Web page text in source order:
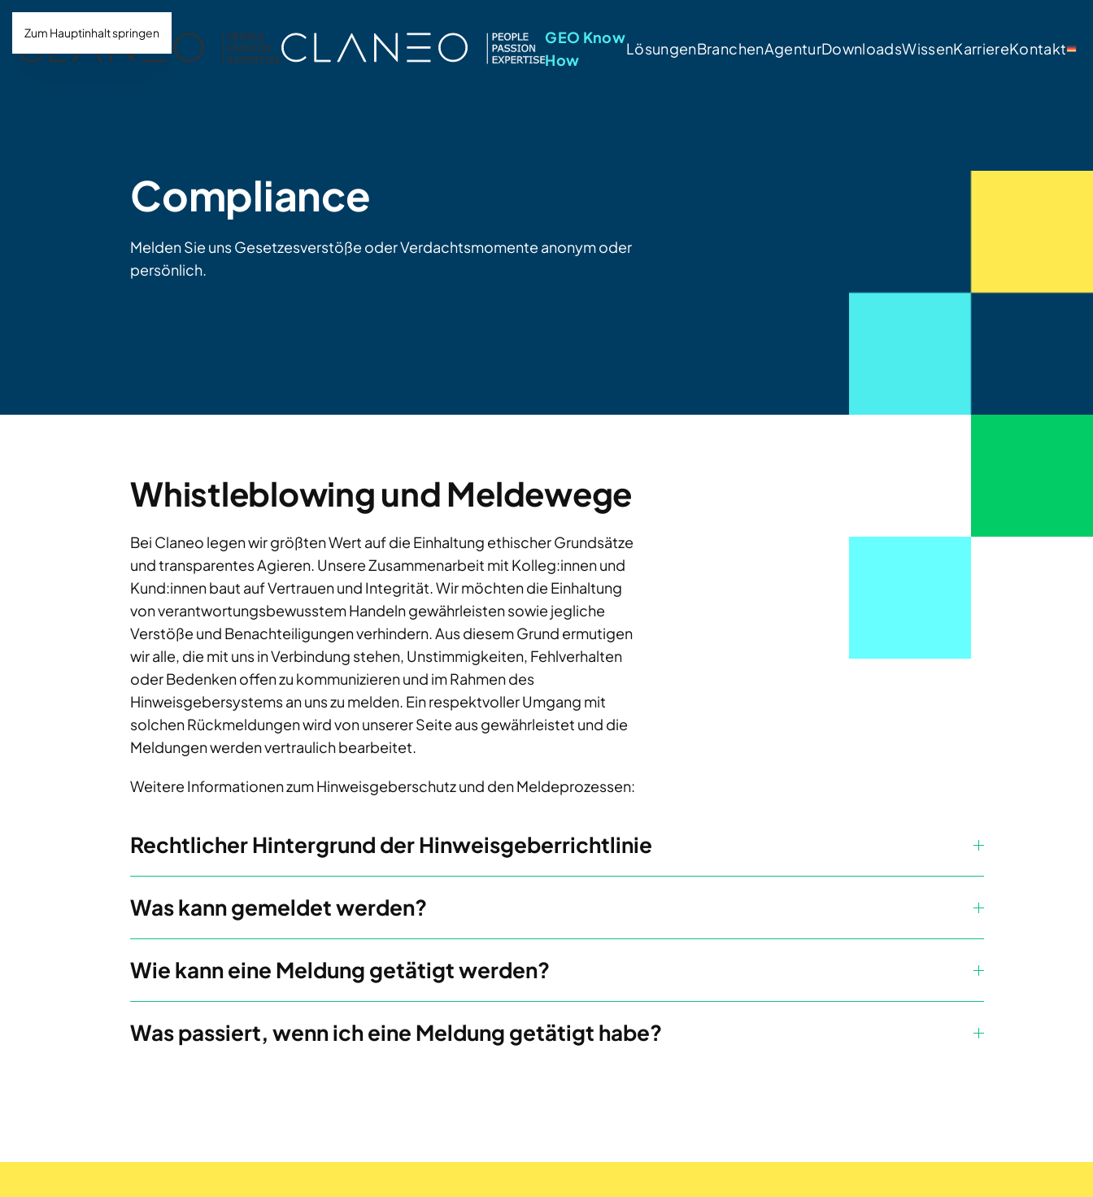
Zum Hauptinhalt springen
GEO Know
How
LösungenBranchenAgenturDownloadsWissenKarriereKontakt
Compliance
Melden Sie uns Gesetzesverstöße oder Verdachtsmomente anonym oder
persönlich.
Whistleblowing und Meldewege
Bei Claneo legen wir größten Wert auf die Einhaltung ethischer Grundsätze
und transparentes Agieren. Unsere Zusammenarbeit mit Kolleg:innen und
Kund:innen baut auf Vertrauen und Integrität. Wir möchten die Einhaltung
von verantwortungsbewusstem Handeln gewährleisten sowie jegliche
Verstöße und Benachteiligungen verhindern. Aus diesem Grund ermutigen
wir alle, die mit uns in Verbindung stehen, Unstimmigkeiten, Fehlverhalten
oder Bedenken offen zu kommunizieren und im Rahmen des
Hinweisgebersystems an uns zu melden. Ein respektvoller Umgang mit
solchen Rückmeldungen wird von unserer Seite aus gewährleistet und die
Meldungen werden vertraulich bearbeitet.
Weitere Informationen zum Hinweisgeberschutz und den Meldeprozessen:
Rechtlicher Hintergrund der Hinweisgeberrichtlinie
Was kann gemeldet werden?
Wie kann eine Meldung getätigt werden?
Was passiert, wenn ich eine Meldung getätigt habe?